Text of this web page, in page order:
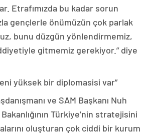
Etrafımızda bu kadar sorun
gençlerle önümüzün çok parlak
bunu düzgün yönlendirmemiz,
gitmemiz gerekiyor.” diye
yüksek bir diplomasisi var”
ve SAM Başkanı Nuh
Türkiye’nin stratejisini
oluşturan çok ciddi bir kurum